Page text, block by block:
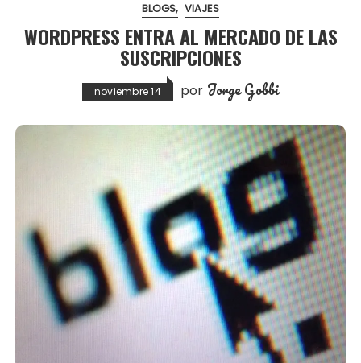
BLOGS VIAJES
WORDPRESS ENTRA AL MERCADO DE LAS
SUSCRIPCIONES
noviembre 14 por Jorge Gobbi